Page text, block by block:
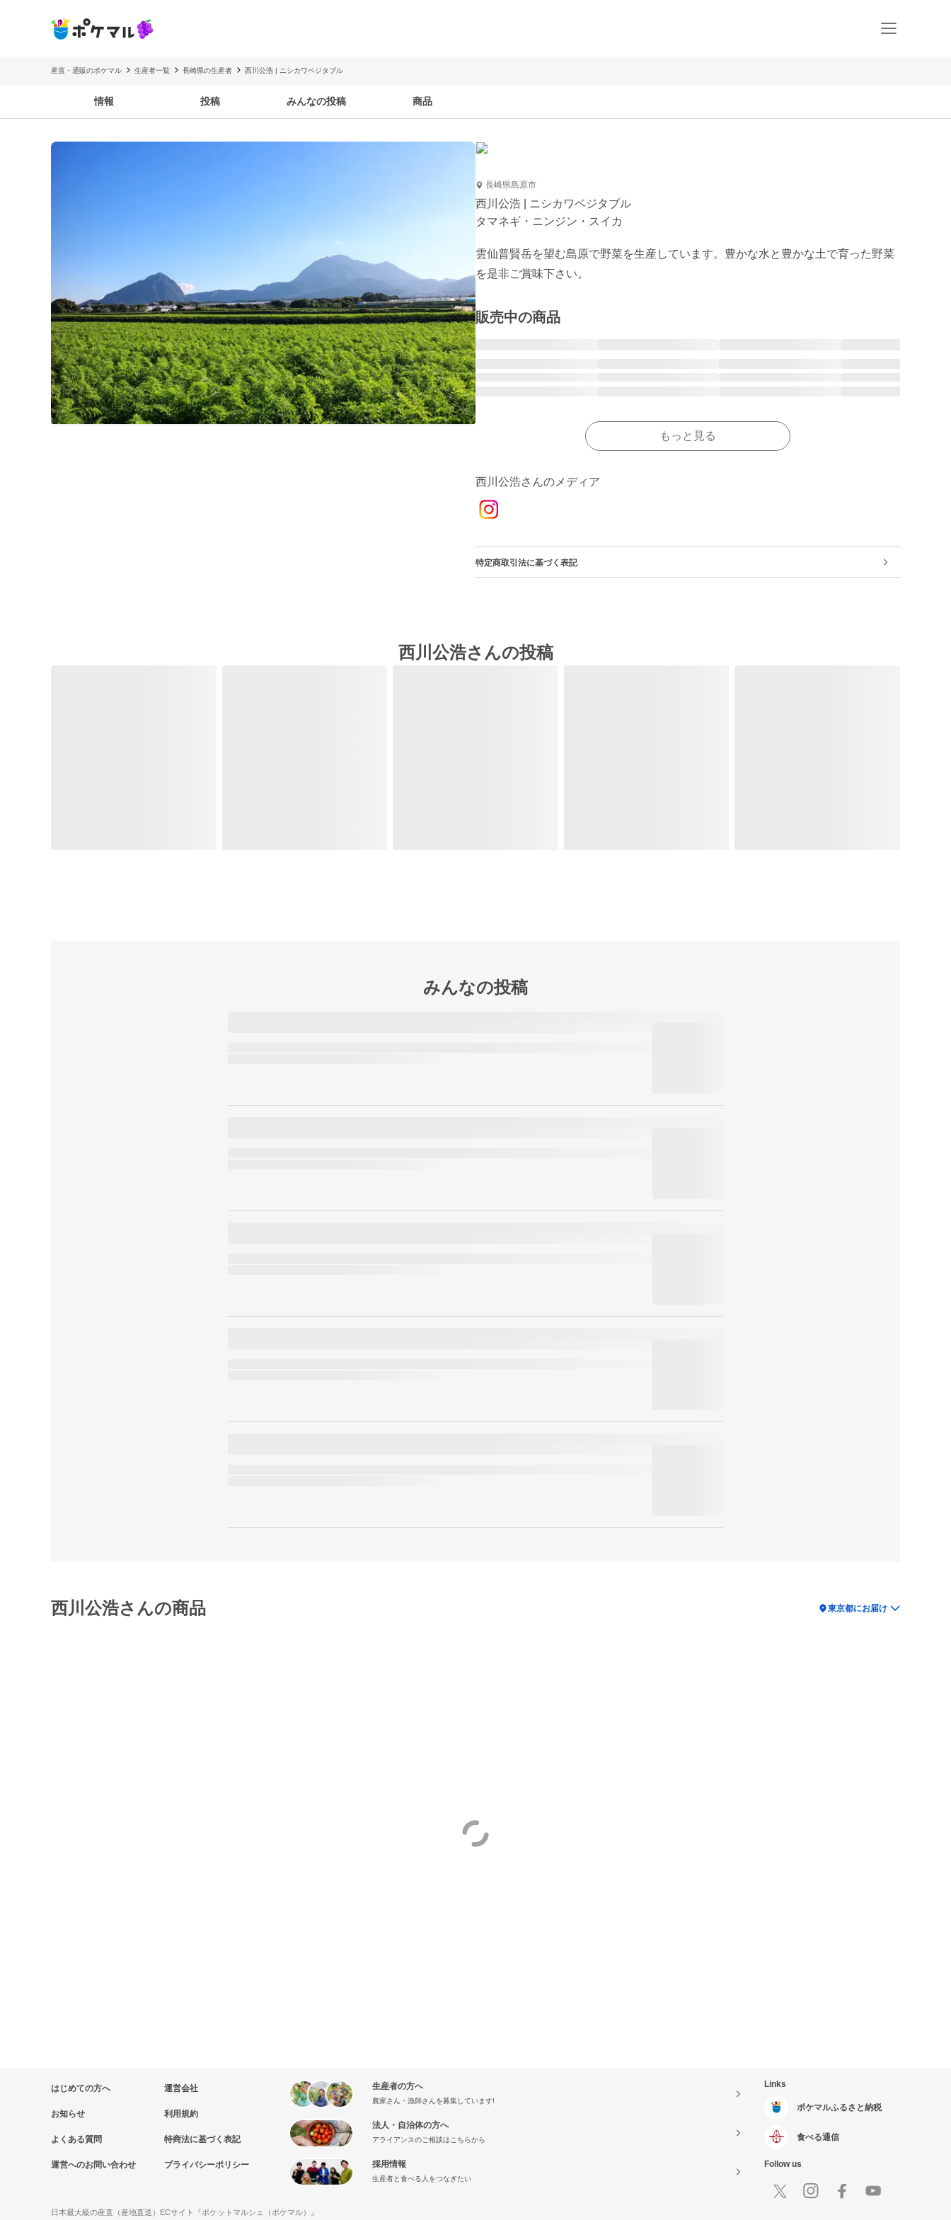
産直・通販のポケマル 生産者一覧 長崎県の生産者 西川公浩 | ニシカワベジタブル
情報 投稿 みんなの投稿 商品
長崎県島原市
西川公浩 | ニシカワベジタブル
タマネギ・ニンジン・スイカ
雲仙普賢岳を望む島原で野菜を生産しています。豊かな水と豊かな土で育った野菜
を是非ご賞味下さい。
販売中の商品
もっと見る
西川公浩さんのメディア
特定商取引法に基づく表記
西川公浩さんの投稿
みんなの投稿
西川公浩さんの商品 location_on東京都にお届け
はじめての方へ
お知らせ
よくある質問
運営へのお問い合わせ
運営会社
利用規約
特商法に基づく表記
プライバシーポリシー
生産者の方へ
農家さん・漁師さんを募集しています!
法人・自治体の方へ
アライアンスのご相談はこちらから
採用情報
生産者と食べる人をつなぎたい
Links
ポケマルふるさと納税
食べる通信
Follow us
日本最大級の産直（産地直送）ECサイト『ポケットマルシェ（ポケマル）』